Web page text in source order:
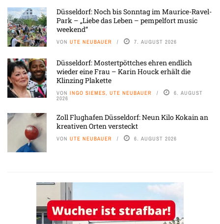
Düsseldorf: Noch bis Sonntag im Maurice-Ravel-
Park – „Liebe das Leben – pempelfort music
weekend“
VON UTE NEUBAUER 7. AUGUST 2026
Düsseldorf: Mostertpöttches ehren endlich
wieder eine Frau – Karin Houck erhält die
Klinzing Plakette
VON INGO SIEMES, UTE NEUBAUER 6. AUGUST
2026
Zoll Flughafen Düsseldorf: Neun Kilo Kokain an
kreativen Orten versteckt
VON UTE NEUBAUER 6. AUGUST 2026